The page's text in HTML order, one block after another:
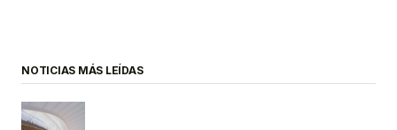
NOTICIAS MÁS LEÍDAS